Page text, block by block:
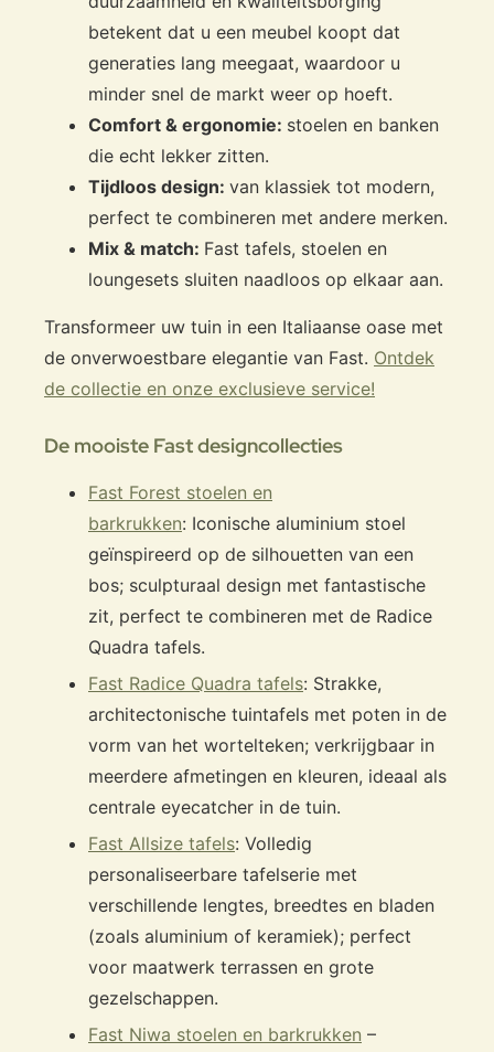
betekent dat u een meubel koopt dat
generaties lang meegaat, waardoor u
minder snel de markt weer op hoeft.
Comfort & ergonomie: stoelen en banken
die echt lekker zitten.
Tijdloos design: van klassiek tot modern,
perfect te combineren met andere merken.
Mix & match: Fast tafels, stoelen en
loungesets sluiten naadloos op elkaar aan.
Transformeer uw tuin in een Italiaanse oase met
de onverwoestbare elegantie van Fast. Ontdek
de collectie en onze exclusieve service!
De mooiste Fast designcollecties
Fast Forest stoelen en
barkrukken: Iconische aluminium stoel
geïnspireerd op de silhouetten van een
bos; sculpturaal design met fantastische
zit, perfect te combineren met de Radice
Quadra tafels.
Fast Radice Quadra tafels: Strakke,
architectonische tuintafels met poten in de
vorm van het wortelteken; verkrijgbaar in
meerdere afmetingen en kleuren, ideaal als
centrale eyecatcher in de tuin.
Fast Allsize tafels: Volledig
personaliseerbare tafelserie met
verschillende lengtes, breedtes en bladen
(zoals aluminium of keramiek); perfect
voor maatwerk terrassen en grote
gezelschappen.
Fast Niwa stoelen en barkrukken –